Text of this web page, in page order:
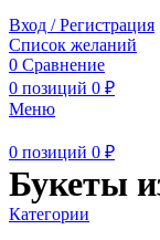
Вход / Регистрация
Список желаний
0 Сравнение
0 позиций 0 ₽
Меню
0 позиций 0 ₽
Букеты
Категории